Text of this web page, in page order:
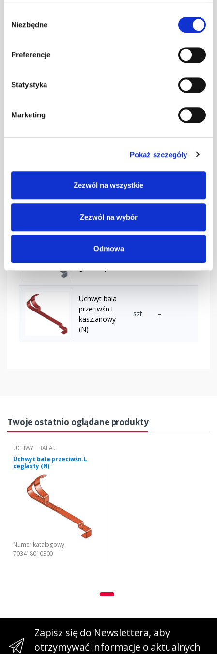
zgody
Niezbędne
Preferencje
Statystyka
Marketing
Pokaż szczegóły
Zezwól na wszystkie
Zezwól na wybór
Odmowa
Uchwyt bala
przeciwśn.L
szt –
Uchwyt bala
Uchwyt bala
przeciwśn.L
kasztanowy
(N)
szt –
Twoje ostatnio oglądane produkty
UCHWYT BALA
PRZECIWŚNIEGOWEGO "L"
Uchwyt bala przeciwśn.L
ceglasty (N)
Numer katalogowy:
703418010300
Zapisz się do Newslettera, aby
otrzymywać informacje o aktualnych